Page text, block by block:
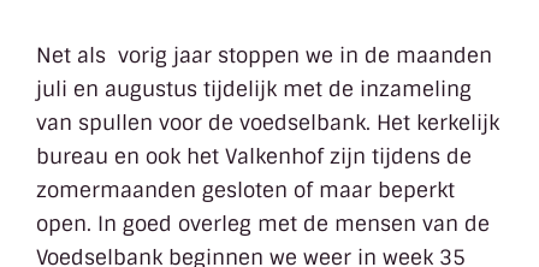
Net als vorig jaar stoppen we in de maanden
juli en augustus tijdelijk met de inzameling
van spullen voor de voedselbank. Het kerkelijk
bureau en ook het Valkenhof zijn tijdens de
zomermaanden gesloten of maar beperkt
open. In goed overleg met de mensen van de
Voedselbank beginnen we weer in week 35